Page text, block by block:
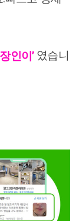
장인이’ 였습니